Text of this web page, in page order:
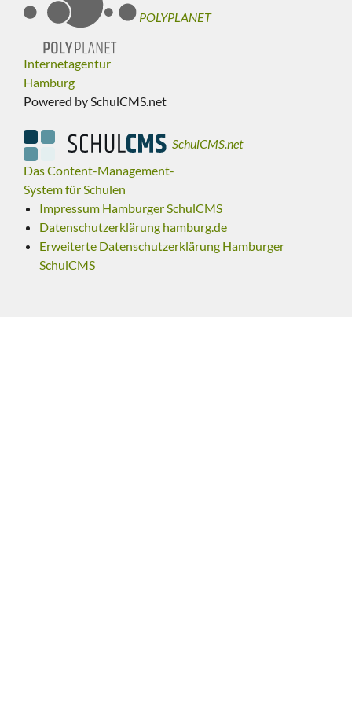
POLYPLANET
Internetagentur
Hamburg
Powered by SchulCMS.net
SchulCMS.net
Das Content-Management-
System für Schulen
Impressum Hamburger SchulCMS
Datenschutzerklärung hamburg.de
Erweiterte Datenschutzerklärung Hamburger
SchulCMS